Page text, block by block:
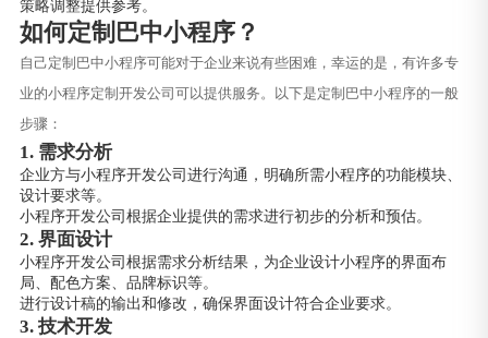
策略调整提供参考。
如何定制巴中小程序？
自己定制巴中小程序可能对于企业来说有些困难，幸运的是，有许多专
业的小程序定制开发公司可以提供服务。以下是定制巴中小程序的一般
步骤：
1. 需求分析
企业方与小程序开发公司进行沟通，明确所需小程序的功能模块、
设计要求等。
小程序开发公司根据企业提供的需求进行初步的分析和预估。
2. 界面设计
小程序开发公司根据需求分析结果，为企业设计小程序的界面布
局、配色方案、品牌标识等。
进行设计稿的输出和修改，确保界面设计符合企业要求。
3. 技术开发